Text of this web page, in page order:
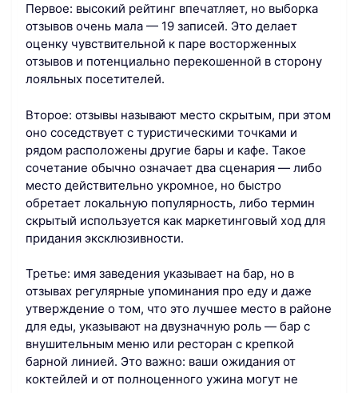
Первое: высокий рейтинг впечатляет, но выборка
отзывов очень мала — 19 записей. Это делает
оценку чувствительной к паре восторженных
отзывов и потенциально перекошенной в сторону
лояльных посетителей.
Второе: отзывы называют место скрытым, при этом
оно соседствует с туристическими точками и
рядом расположены другие бары и кафе. Такое
сочетание обычно означает два сценария — либо
место действительно укромное, но быстро
обретает локальную популярность, либо термин
скрытый используется как маркетинговый ход для
придания эксклюзивности.
Третье: имя заведения указывает на бар, но в
отзывах регулярные упоминания про еду и даже
утверждение о том, что это лучшее место в районе
для еды, указывают на двузначную роль — бар с
внушительным меню или ресторан с крепкой
барной линией. Это важно: ваши ожидания от
коктейлей и от полноценного ужина могут не